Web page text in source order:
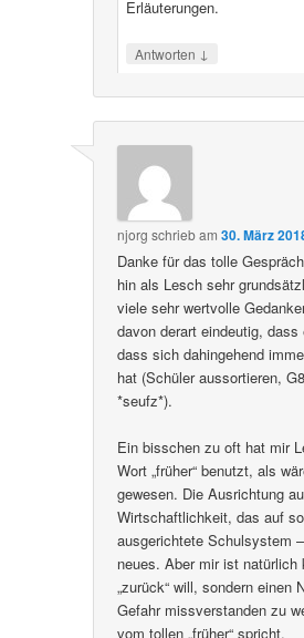
Erläuterungen.
Antworten ↓
njorg schriebam30. März
Danke für das tolle
hin als Lesch sehr
viele sehr wertvolle
davon derart eindeutig,
dass sich dahingehend
hat (Schüler aussortieren,
*seufz*).
Ein bisschen zu oft hat mir
Wort „früher“ benutzt, als
gewesen. Die Ausrichtung
Wirtschaftlichkeit, das auf
ausgerichtete Schulsystem
neues. Aber mir ist natürlich
„zurück“ will, sondern einen
Gefahr missverstanden zu
vom tollen „früher“ spricht.